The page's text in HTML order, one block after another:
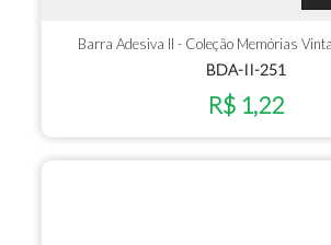
Barra Adesiva II - Coleção Memórias
BDA-II-251
R$ 1,22